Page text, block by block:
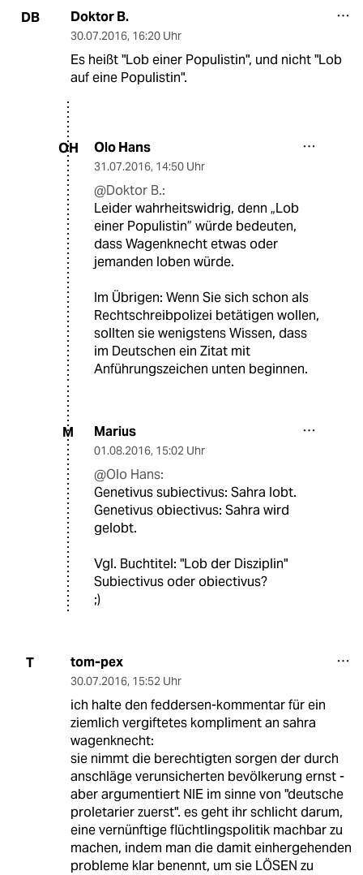
DB Doktor B.
30.07.2016, 16:20 Uhr
Es heißt "Lob einer Populistin", und nicht "Lob
auf eine Populistin".
OH Olo Hans
31.07.2016, 14:50 Uhr
@Doktor B.:
Leider wahrheitswidrig, denn „Lob
einer Populistin” würde bedeuten,
dass Wagenknecht etwas oder
jemanden loben würde.
Im Übrigen: Wenn Sie sich schon als
Rechtschreibpolizei betätigen wollen,
sollten sie wenigstens Wissen, dass
im Deutschen ein Zitat mit
Anführungszeichen unten beginnen.
M Marius
01.08.2016, 15:02 Uhr
@Olo Hans:
Genetivus subiectivus: Sahra lobt.
Genetivus obiectivus: Sahra wird
gelobt.
Vgl. Buchtitel: "Lob der Disziplin"
Subiectivus oder obiectivus?
;)
T tom-pex
30.07.2016, 15:52 Uhr
ich halte den feddersen-kommentar für ein
ziemlich vergiftetes kompliment an sahra
wagenknecht:
sie nimmt die berechtigten sorgen der durch
anschläge verunsicherten bevölkerung ernst -
aber argumentiert NIE im sinne von "deutsche
proletarier zuerst". es geht ihr schlicht darum,
eine vernünftige flüchtlingspolitik machbar zu
machen, indem man die damit einhergehenden
probleme klar benennt, um sie LÖSEN zu